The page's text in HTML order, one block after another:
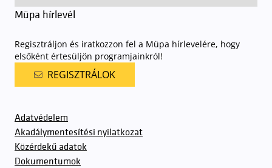
Müpa hírlevél
Regisztráljon és iratkozzon fel a Müpa hírlevelére, hogy
elsőként értesüljön programjainkról!
REGISZTRÁLOK
Adatvédelem
Akadálymentesítési nyilatkozat
Közérdekű adatok
Dokumentumok